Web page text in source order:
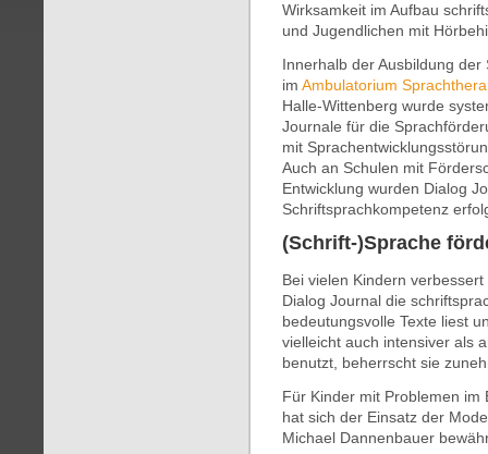
Wirksamkeit im Aufbau
und Jugendlichen mit
Innerhalb der Ausbildung
im Ambulatorium
Halle-Wittenberg wurde
Journale für die
mit
Auch an Schulen mit
Entwicklung wurden Dialog
Schriftsprachkompetenz
(Schrift-)Sprache
Bei vielen Kindern
Dialog Journal die
bedeutungsvolle Texte liest
vielleicht auch intensiver als
benutzt, beherrscht sie
Für Kinder mit Problemen
hat sich der Einsatz der
Michael Dannenbauer